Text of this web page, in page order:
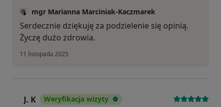
mgr Marianna Marciniak-Kaczmarek
Serdecznie dziękuję za podzielenie się opinią.
Życzę dużo zdrowia.
11 listopada 2025
J. K Weryfikacja wizyty